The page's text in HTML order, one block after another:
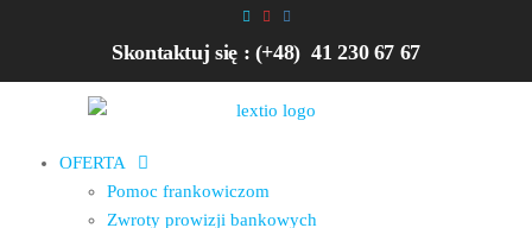
Skontaktuj się : (+48) 41 230 67 67
OFERTA
Pomoc frankowiczom
Zwroty prowizji bankowych